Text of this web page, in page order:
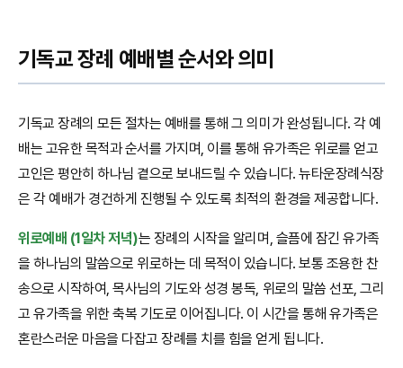
기독교 장례 예배별 순서와 의미
기독교 장례의 모든 절차는 예배를 통해 그 의미가 완성됩니다. 각 예
배는 고유한 목적과 순서를 가지며, 이를 통해 유가족은 위로를 얻고
고인은 평안히 하나님 곁으로 보내드릴 수 있습니다. 뉴타운장례식장
은 각 예배가 경건하게 진행될 수 있도록 최적의 환경을 제공합니다.
위로예배 (1일차 저녁)는 장례의 시작을 알리며, 슬픔에 잠긴 유가족
을 하나님의 말씀으로 위로하는 데 목적이 있습니다. 보통 조용한 찬
송으로 시작하여, 목사님의 기도와 성경 봉독, 위로의 말씀 선포, 그리
고 유가족을 위한 축복 기도로 이어집니다. 이 시간을 통해 유가족은
혼란스러운 마음을 다잡고 장례를 치를 힘을 얻게 됩니다.